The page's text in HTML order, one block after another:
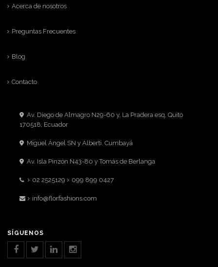
Acerca de nosotros
Preguntas Frecuentes
Blog
Contacto
Av. Diego de Almagro N29-60 y, La Pradera esq, Quito
170518, Ecuador
Miguel Ángel SN y Alberti. Cumbayá
Av. Isla Pinzón N43-80 y Tomás de Berlanga
02 2525129 099 899 0427
info@florfashions.com
SÍGUENOS